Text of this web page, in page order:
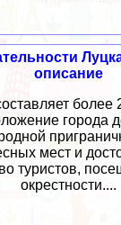
описание
более
города
мест и
туристов,
окрестности....